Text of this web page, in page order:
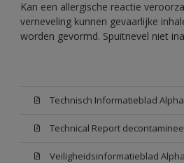
Kan een allergische reactie
verneveling kunnen gevaarlijke
worden gevormd. Spuitnevel niet